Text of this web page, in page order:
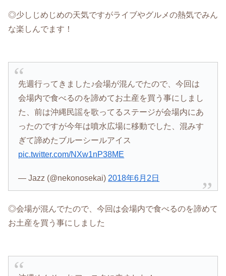
◎少しじめじめの天気ですがライブやグルメの熱気でみん
な楽しんでます！
先週行ってきました♪会場が混んでたので、今回は
会場内で食べるのを諦めてお土産を買う事にしまし
た、前は沖縄民謡を歌ってるステージが会場内にあ
ったのですが今年は噴水広場に移動でした、混みす
ぎて諦めたブルーシールアイス
pic.twitter.com/NXw1nP38ME
— Jazz (@nekonosekai) 2018年6月2日
◎会場が混んでたので、今回は会場内で食べるのを諦めて
お土産を買う事にしました